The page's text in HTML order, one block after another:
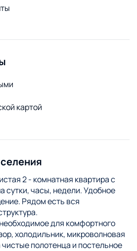
картой
2 - комнатная квартира с
сутки, часы, недели. Удобное
Рядом есть вся
для комфортного
холодильник, микроволновая
полотенца и постельное